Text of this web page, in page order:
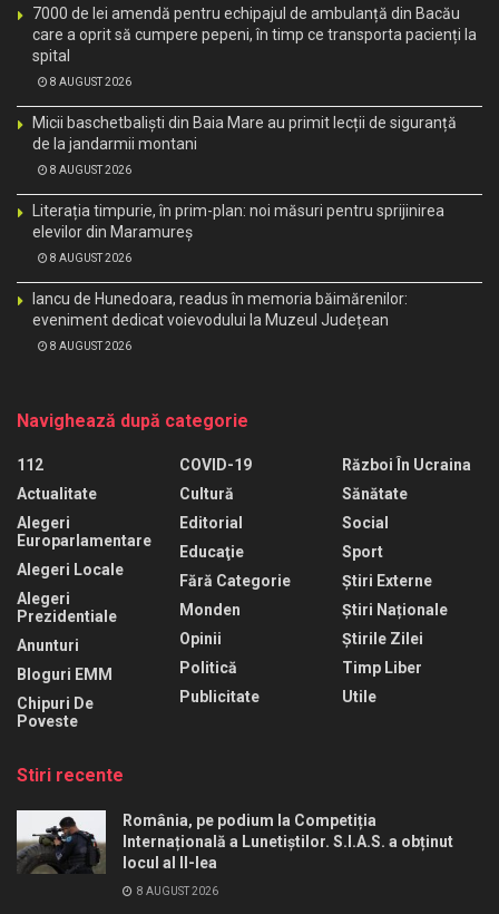
7000 de lei amendă pentru echipajul de ambulanță din Bacău
care a oprit să cumpere pepeni, în timp ce transporta pacienți la
spital
8 AUGUST 2026
Micii baschetbaliști din Baia Mare au primit lecții de siguranță
de la jandarmii montani
8 AUGUST 2026
Literația timpurie, în prim-plan: noi măsuri pentru sprijinirea
elevilor din Maramureș
8 AUGUST 2026
Iancu de Hunedoara, readus în memoria băimărenilor:
eveniment dedicat voievodului la Muzeul Județean
8 AUGUST 2026
Navighează după categorie
112
Actualitate
Alegeri
Europarlamentare
Alegeri Locale
Alegeri
Prezidentiale
Anunturi
Bloguri EMM
Chipuri De
Poveste
COVID-19
Cultură
Editorial
Educaţie
Fără Categorie
Monden
Opinii
Politică
Publicitate
Război În Ucraina
Sănătate
Social
Sport
Știri Externe
Știri Naționale
Știrile Zilei
Timp Liber
Utile
Stiri recente
România, pe podium la Competiția
Internațională a Lunetiștilor. S.I.A.S. a obținut
locul al II-lea
8 AUGUST 2026